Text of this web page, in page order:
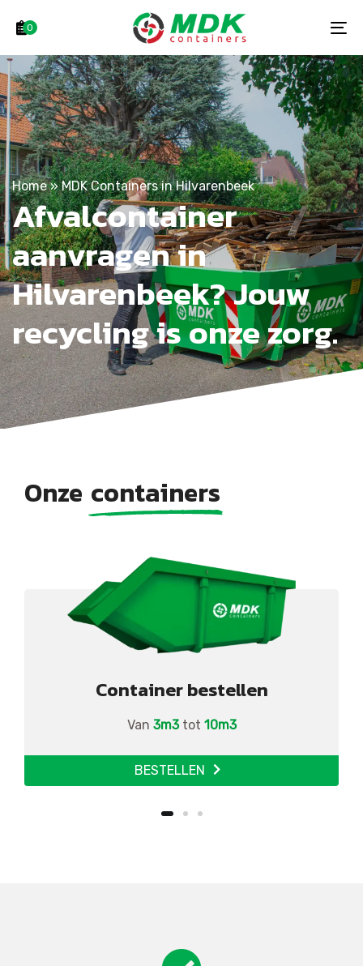
links
navigation
Skip
to
content
0
Home»MDK Containers in Hilvarenbeek
Afvalcontainer
aanvragen in
Hilvarenbeek? Jouw
recycling is onze zorg.
Onze containers
Container bestellen
Van 3m3 tot 10m3
BESTELLEN